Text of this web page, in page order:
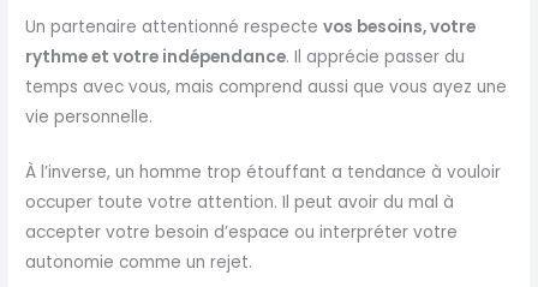
Un partenaire attentionné respectevos besoins, votre
rythme et votre indépendance. Il apprécie passer du
temps avec vous, mais comprend aussi que vous ayez une
vie personnelle.
À l’inverse, un homme trop étouffant a tendance à vouloir
occuper toute votre attention. Il peut avoir du mal à
accepter votre besoin d’espace ou interpréter votre
autonomie comme un rejet.